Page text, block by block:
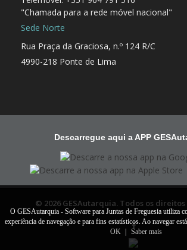
"Chamada para a rede móvel nacional"
Sede Norte
Rua Praça da Graciosa, n.º 124 R/C
4990-218 Ponte de Lima
Descarregue aqui a APP
© 2026 GESAutarquia. Todos os
O GESAutarquia - Software para Juntas de Freguesia utiliza
experiência de navegação e para fins estatísticos. Ao navegar
OK
Saber mais